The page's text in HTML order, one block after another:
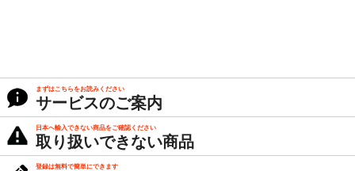
まずはこちらをお読みください
サービスのご案内
日本へ輸入できない商品をご確認ください
取り扱いできない商品
登録は無料で簡単にできます